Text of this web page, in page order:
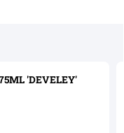
'DEVELEY'